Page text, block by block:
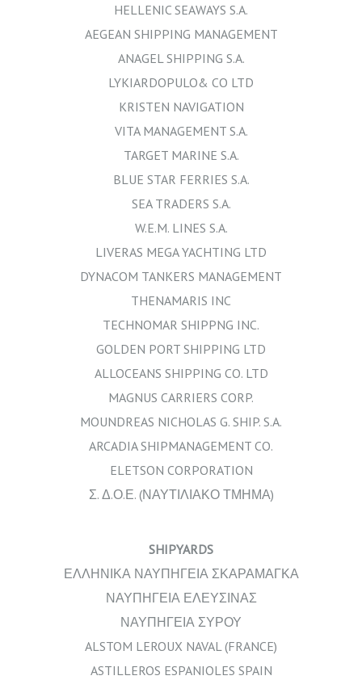
HELLENIC SEAWAYS S.A.
AEGEAN SHIPPING MANAGEMENT
ANAGEL SHIPPING S.A.
LYKIARDOPULO& CO LTD
KRISTEN NAVIGATION
VITA MANAGEMENT S.A.
TARGET MARINE S.A.
BLUE STAR FERRIES S.A.
SEA TRADERS S.A.
W.E.M. LINES S.A.
LIVERAS MEGA YACHTING LTD
DYNACOM TANKERS MANAGEMENT
THENAMARIS INC
TECHNOMAR SHIPPNG INC.
GOLDEN PORT SHIPPING LTD
ALLOCEANS SHIPPING CO. LTD
MAGNUS CARRIERS CORP.
MOUNDREAS NICHOLAS G. SHIP. S.A.
ARCADIA SHIPMANAGEMENT CO.
ELETSON CORPORATION
Σ. Δ.Ο.Ε. (ΝΑΥΤΙΛΙΑΚΟ ΤΜΗΜΑ)
SHIPYARDS
ΕΛΛΗΝΙΚΑ ΝΑΥΠΗΓΕΙΑ ΣΚΑΡΑΜΑΓΚΑ
ΝΑΥΠΗΓΕΙΑ ΕΛΕΥΣΙΝΑΣ
ΝΑΥΠΗΓΕΙΑ ΣΥΡΟΥ
ALSTOM LEROUX NAVAL (FRANCE)
ASTILLEROS ESPANIOLES SPAIN